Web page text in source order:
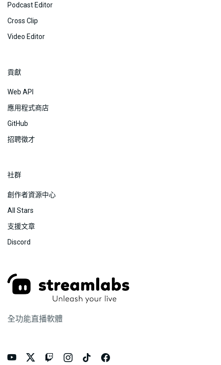
全功能直播軟體
     
Podcast Editor
Cross Clip
Video Editor
貢獻
Web API
應用程式商店
GitHub
招聘徵才
社群
創作者資源中心
All Stars
支援文章
Discord